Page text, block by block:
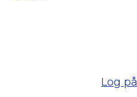
Log på